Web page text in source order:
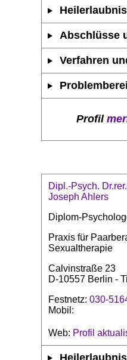
Abschlüsse
Verfahren
Profil
Dipl.-Psych.
Joseph Ahlers
Diplom-
Praxis für
Sexualtherapie
Calvinstraße 23
D-10557 Berlin -
Festnetz: 030-
Mobil:
Web: Profil